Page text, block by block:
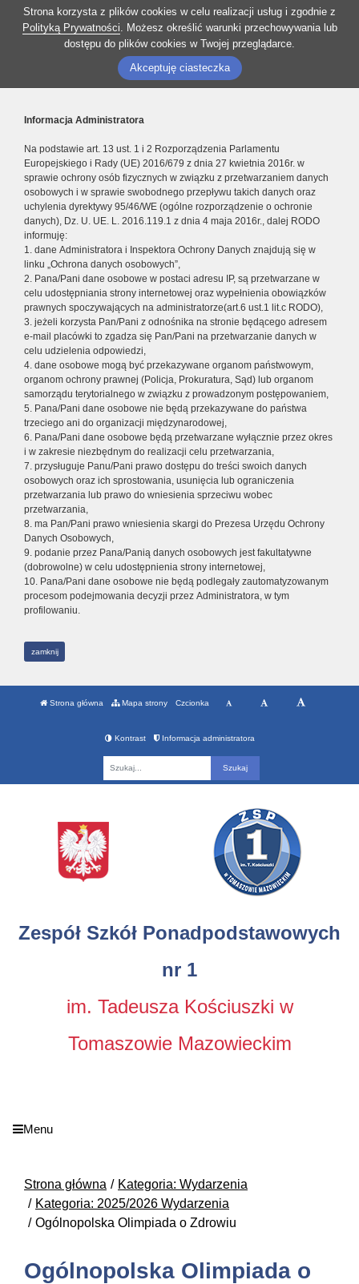
Strona korzysta z plików cookies w celu realizacji usług i zgodnie z
Polityką Prywatności. Możesz określić warunki przechowywania lub
dostępu do plików cookies w Twojej przeglądarce.
Akceptuję ciasteczka
Informacja Administratora
Na podstawie art. 13 ust. 1 i 2 Rozporządzenia Parlamentu
Europejskiego i Rady (UE) 2016/679 z dnia 27 kwietnia 2016r. w
sprawie ochrony osób fizycznych w związku z przetwarzaniem danych
osobowych i w sprawie swobodnego przepływu takich danych oraz
uchylenia dyrektywy 95/46/WE (ogólne rozporządzenie o ochronie
danych), Dz. U. UE. L. 2016.119.1 z dnia 4 maja 2016r., dalej RODO
informuję:
1. dane Administratora i Inspektora Ochrony Danych znajdują się w
linku „Ochrona danych osobowych”,
2. Pana/Pani dane osobowe w postaci adresu IP, są przetwarzane w
celu udostępniania strony internetowej oraz wypełnienia obowiązków
prawnych spoczywających na administratorze(art.6 ust.1 lit.c RODO),
3. jeżeli korzysta Pan/Pani z odnośnika na stronie będącego adresem
e-mail placówki to zgadza się Pan/Pani na przetwarzanie danych w
celu udzielenia odpowiedzi,
4. dane osobowe mogą być przekazywane organom państwowym,
organom ochrony prawnej (Policja, Prokuratura, Sąd) lub organom
samorządu terytorialnego w związku z prowadzonym postępowaniem,
5. Pana/Pani dane osobowe nie będą przekazywane do państwa
trzeciego ani do organizacji międzynarodowej,
6. Pana/Pani dane osobowe będą przetwarzane wyłącznie przez okres
i w zakresie niezbędnym do realizacji celu przetwarzania,
7. przysługuje Panu/Pani prawo dostępu do treści swoich danych
osobowych oraz ich sprostowania, usunięcia lub ograniczenia
przetwarzania lub prawo do wniesienia sprzeciwu wobec
przetwarzania,
8. ma Pan/Pani prawo wniesienia skargi do Prezesa Urzędu Ochrony
Danych Osobowych,
9. podanie przez Pana/Panią danych osobowych jest fakultatywne
(dobrowolne) w celu udostępnienia strony internetowej,
10. Pana/Pani dane osobowe nie będą podlegały zautomatyzowanym
procesom podejmowania decyzji przez Administratora, w tym
profilowaniu.
zamknij
Strona główna Mapa strony Czcionka
Kontrast Informacja administratora
Zespół Szkół Ponadpodstawowych
nr 1
im. Tadeusza Kościuszki w
Tomaszowie Mazowieckim
Menu
Strona główna
Kategoria: Wydarzenia
Kategoria: 2025/2026 Wydarzenia
Ogólnopolska Olimpiada o Zdrowiu
Ogólnopolska Olimpiada o